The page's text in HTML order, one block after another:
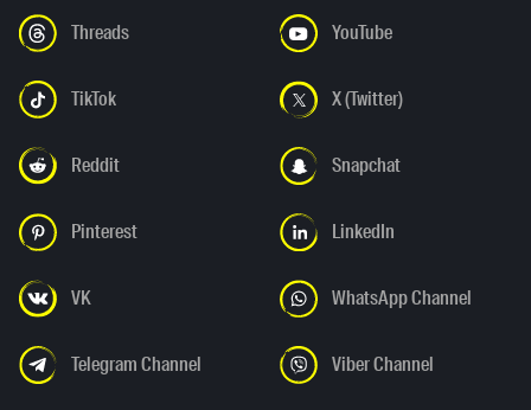
Threads YouTube
TikTok X (Twitter)
Reddit Snapchat
Pinterest LinkedIn
VK WhatsApp Channel
Telegram Channel Viber Channel